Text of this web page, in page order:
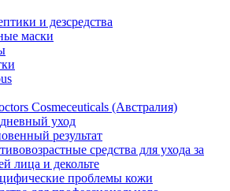
и дезсредства
маски
Cosmeceuticals (Австралия)
уход
результат
средства для ухода за
лица и декольте
проблемы кожи